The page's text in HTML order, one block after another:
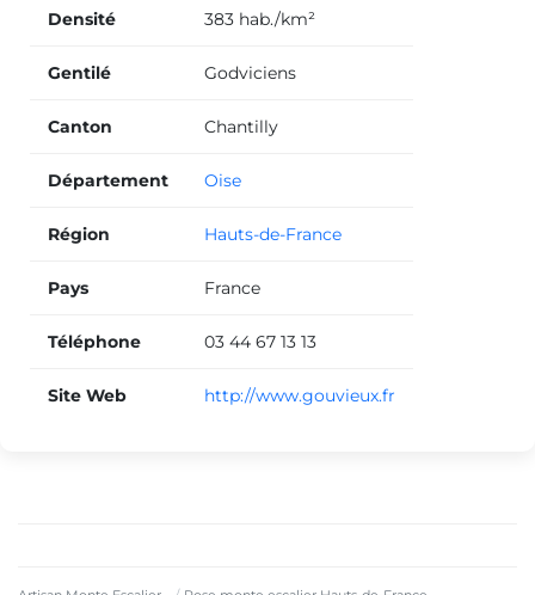
Densité 383 hab./km²
Gentilé Godviciens
Canton Chantilly
Département Oise
Région Hauts-de-France
Pays France
Téléphone 03 44 67 13 13
Site Web http://www.gouvieux.fr